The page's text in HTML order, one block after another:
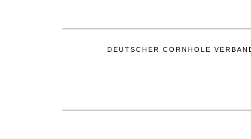
DEUTSCHER CORNHOLE